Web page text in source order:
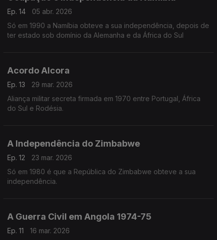
Ep. 14
05 abr. 2026
Só em 1990 a Namíbia obteve a sua independência, depois de
ter estado sob domínio da Alemanha e da África do Sul
Acordo Alcora
Ep. 13
29 mar. 2026
Aliança militar secreta firmada em 1970 entre Portugal, África
do Sul e Rodésia.
A Independência do Zimbabwe
Ep. 12
23 mar. 2026
Só em 1980 é que a República do Zimbabwe obteve a sua
independência.
A Guerra Civil em Angola 1974-75
Ep. 11
16 mar. 2026